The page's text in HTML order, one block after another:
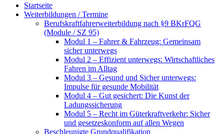
Startseite
Weiterbildungen / Termine
Berufskraftfahrer­weiterbildung nach §9 BKrFQG
(Module / SZ 95)
Modul 1 – Fahrer & Fahrzeug: Gemeinsam
sicher unterwegs
Modul 2 – Effizient unterwegs: Wirtschaftliches
Fahren im Alltag
Modul 3 – Gesund und Sicher unterwegs:
Impulse für gesunde Mobilität
Modul 4 – Gut gesichert: Die Kunst der
Ladungssicherung
Modul 5 – Recht im Güterkraftverkehr: Sicher
und gesetzeskonform auf allen Wegen
Beschleunigte Grundqualifikation